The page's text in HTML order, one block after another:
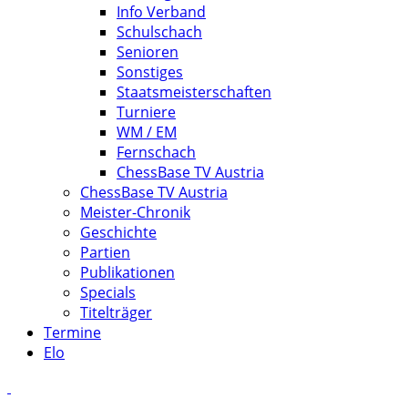
Info Verband
Schulschach
Senioren
Sonstiges
Staatsmeisterschaften
Turniere
WM / EM
Fernschach
ChessBase TV Austria
ChessBase TV Austria
Meister-Chronik
Geschichte
Partien
Publikationen
Specials
Titelträger
Termine
Elo